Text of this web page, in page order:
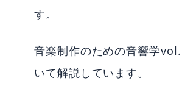
す。
音楽制作のための音響学
いて解説しています。